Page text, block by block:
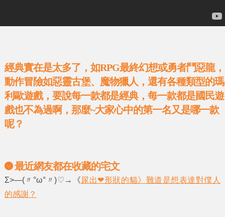
經典實在是太多了，如RPG最終幻想或勇者鬥惡龍，
動作冒險如惡靈古堡、魔物獵人，還有各種類型的瑪
利歐遊戲，要說每一款都是經典，每一款都是國民遊
戲也不為過啊，那麼~大家心中的第一名又是哪一款
呢？
最近網友都在收藏的宅文
Σ>―(〃°ω°〃)♡→《尿出❤形狀的貓》難道是想表達對僕人
的感謝？